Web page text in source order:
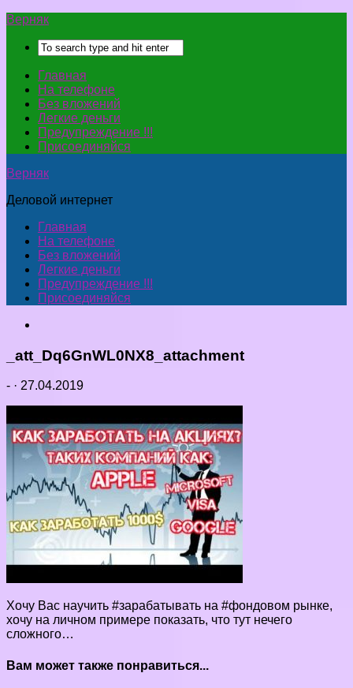
Верняк
Главная
На телефоне
Без вложений
Легкие деньги
Предупреждение !!!
Присоединяйся
Верняк
Деловой интернет
Главная
На телефоне
Без вложений
Легкие деньги
Предупреждение !!!
Присоединяйся
_att_Dq6GnWL0NX8_attachment
- · 27.04.2019
Хочу Вас научить #зарабатывать на #фондовом рынке,
хочу на личном примере показать, что тут нечего
сложного…
Вам может также понравиться...